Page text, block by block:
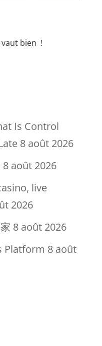
vaut bien !
Is Control
8 août 2026
8 août 2026
live
2026
8 août 2026
Platform 8 août